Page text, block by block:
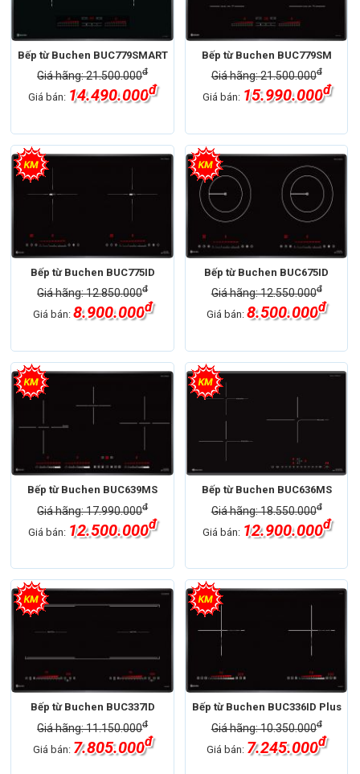
Bếp từ Buchen BUC779SMART
Giá hãng: 21.500.000đ
Giá bán: 14.490.000đ
Bếp từ Buchen BUC779SM
Giá hãng: 21.500.000đ
Giá bán: 15.990.000đ
Bếp từ Buchen BUC775ID
Giá hãng: 12.850.000đ
Giá bán: 8.900.000đ
Bếp từ Buchen BUC675ID
Giá hãng: 12.550.000đ
Giá bán:8.500.000đ
Bếp từ Buchen BUC639MS
Giá hãng: 17.990.000đ
Giá bán: 12.500.000đ
Bếp từ Buchen BUC636MS
Giá hãng: 18.550.000đ
Giá bán: 12.900.000đ
Bếp từ Buchen BUC337ID
Giá hãng: 11.150.000đ
Giá bán: 7.805.000đ
Bếp từ Buchen BUC336ID Plus
Giá hãng: 10.350.000đ
Giá bán: 7.245.000đ